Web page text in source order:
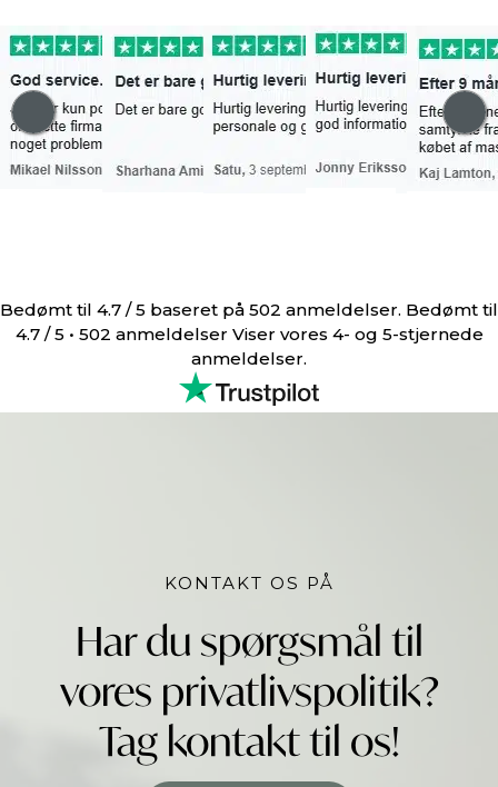
Bedømt til 4.7 / 5 baseret på 502 anmeldelser. Bedømt til
4.7 / 5 • 502 anmeldelser Viser vores 4- og 5-stjernede
anmeldelser.
KONTAKT OS PÅ
Har du spørgsmål til
vores privatlivspolitik?
Tag kontakt til os!